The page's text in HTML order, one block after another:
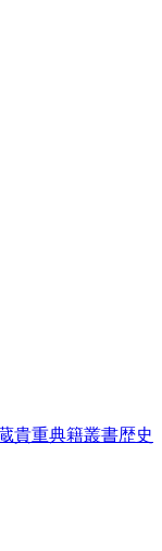
貴重典籍叢書歴史